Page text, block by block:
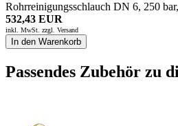
Rohrreinigungsschlauch DN 6, 250
532,43 EUR
inkl. MwSt. zzgl. Versand
In den Warenkorb
Passendes Zubehör zu